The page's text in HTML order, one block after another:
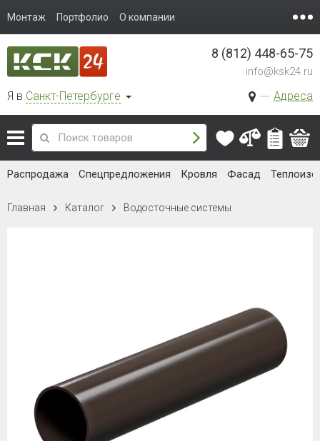
Монтаж Портфолио О компании
Я в Санкт-Петербурге Адреса
8 (812) 448-65-75
info@ksk24.ru
Распродажа Спецпредложения Кровля Фасад
Главная Каталог Водосточные системы